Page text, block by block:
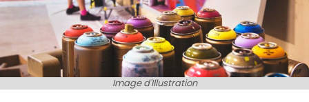
Image d'Illustration